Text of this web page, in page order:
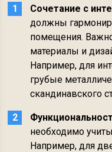
Сочетание с
должны
помещения.
материалы и
Например, для
грубые
скандинавского
необходимо
Например, для